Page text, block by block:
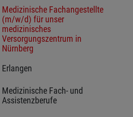
Medizinische Fachangestellte
(m/w/d) für unser
medizinisches
Versorgungszentrum in
Nürnberg
Erlangen
Medizinische Fach- und
Assistenzberufe